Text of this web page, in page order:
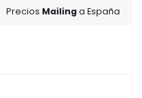
Precios Mailinga España